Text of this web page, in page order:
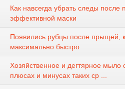
Как навсегда убрать следы
эффективной маски
Появились рубцы после прыщей,
максимально быстро
Хозяйственное и дегтярное
плюсах и минусах таких ср ...